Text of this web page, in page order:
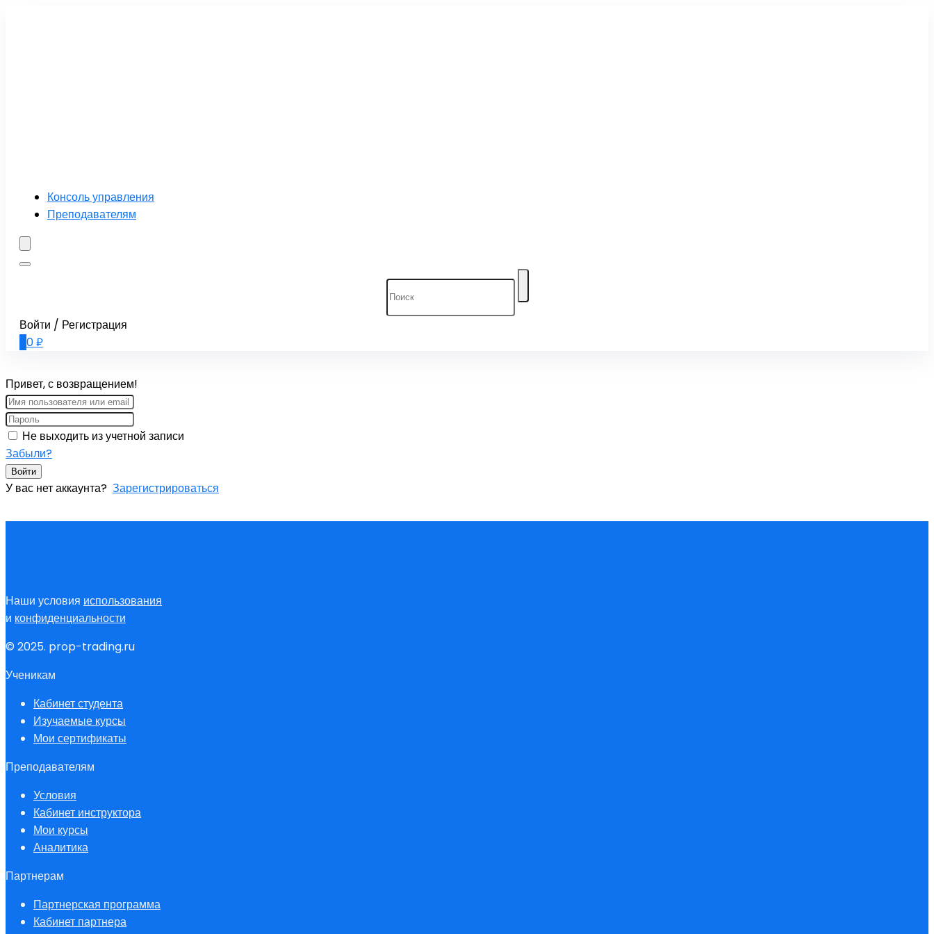
Консоль управления
Преподавателям
Войти / Регистрация
0₽
Привет, с возвращением!
Не выходить из учетной записи
Забыли?
Войти
У вас нет аккаунта? Зарегистрироваться
Наши условия использования
и конфиденциальности
© 2025. prop-trading.ru
Ученикам
Кабинет студента
Изучаемые курсы
Мои сертификаты
Преподавателям
Условия
Кабинет инструктора
Мои курсы
Аналитика
Партнерам
Партнерская программа
Кабинет партнера